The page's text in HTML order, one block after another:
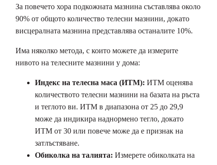
За повечето хора подкожната мазнина съставлява около
90% от общото количество телесни мазнини, докато
висцералната мазнина представлява останалите 10%.
Има няколко метода, с които можете да измерите
нивото на телесните мазнини у дома:
Индекс на телесна маса (ИТМ): ИТМ оценява
количеството телесни мазнини на базата на ръста
и теглото ви. ИТМ в диапазона от 25 до 29,9
може да индикира наднормено тегло, докато
ИТМ от 30 или повече може да е признак на
затлъстяване.
Обиколка на талията: Измерете обиколката на